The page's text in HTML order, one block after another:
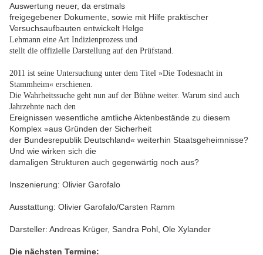
Auswertung neuer, da erstmals
freigegebener Dokumente, sowie mit Hilfe praktischer
Versuchsaufbauten entwickelt Helge
Lehmann eine Art Indizienprozess und
stellt die offizielle Darstellung auf den Prüfstand.
2011 ist seine Untersuchung unter dem Titel »Die Todesnacht in
Stammheim« erschienen.
Die Wahrheitssuche geht nun auf der Bühne weiter. Warum sind auch
Jahrzehnte nach den
Ereignissen wesentliche amtliche Aktenbestände zu diesem
Komplex »aus Gründen der Sicherheit
der Bundesrepublik Deutschland« weiterhin Staatsgeheimnisse?
Und wie wirken sich die
damaligen Strukturen auch gegenwärtig noch aus?
Inszenierung: Olivier Garofalo
Ausstattung: Olivier Garofalo/Carsten Ramm
Darsteller: Andreas Krüger, Sandra Pohl, Ole Xylander
Die nächsten Termine: